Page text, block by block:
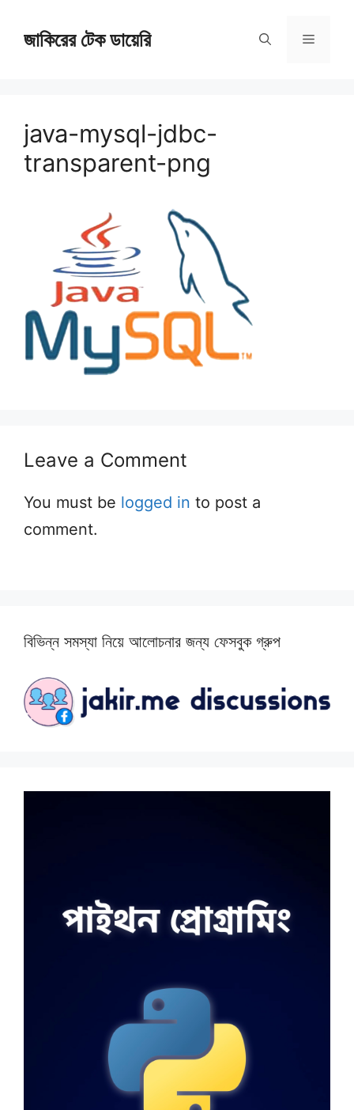
জাকিরের টেক ডায়েরি Menu
java-mysql-jdbc-
transparent-png
Leave a Comment
You must be logged in to post a
comment.
বিভিন্ন সমস্যা নিয়ে আলোচনার জন্য ফেসবুক গ্রুপ